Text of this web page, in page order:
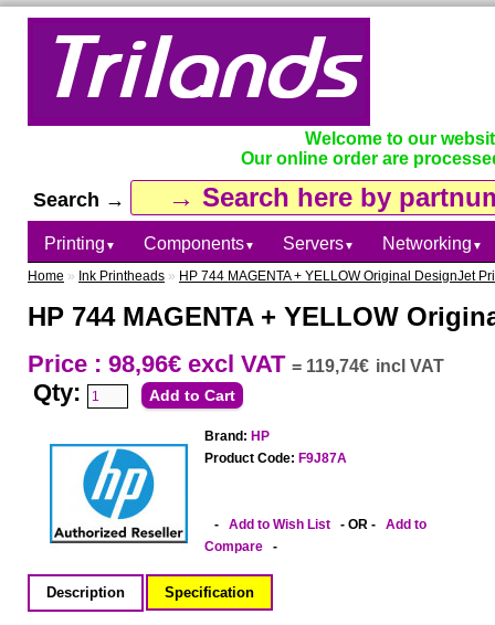
Welcome to our
Our online order are
Search →
Printing ▼ Components▼ Servers▼ Networking ▼
Home » Ink Printheads » HP 744 MAGENTA + YELLOW Original DesignJet
HP 744 MAGENTA + YELLOW
Price : 98,96€ excl VAT = 119,74€ incl VAT
Qty:
Brand: HP
Product Code: F9J87A
- Add to Wish List - OR - Add to
Compare -
Description Specification